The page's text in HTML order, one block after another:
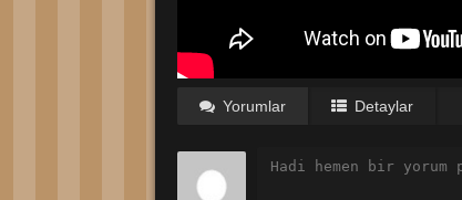
Yorumlar Detaylar